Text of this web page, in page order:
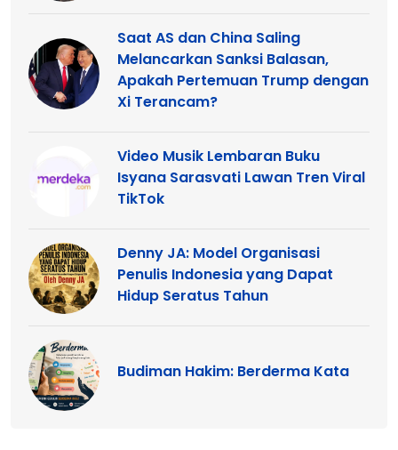
Saat AS dan China Saling
Melancarkan Sanksi Balasan,
Apakah Pertemuan Trump dengan
Xi Terancam?
Video Musik Lembaran Buku
Isyana Sarasvati Lawan Tren Viral
TikTok
Denny JA: Model Organisasi
Penulis Indonesia yang Dapat
Hidup Seratus Tahun
Budiman Hakim: Berderma Kata